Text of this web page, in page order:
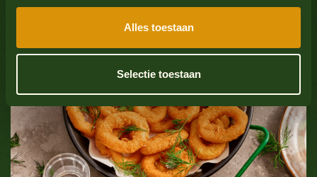
Alles toestaan
Selectie toestaan
Nein